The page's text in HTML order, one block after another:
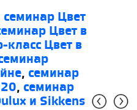
семинар Цвет
Цвет в
класс Цвет в
, семинар
, семинар
и Sikkens